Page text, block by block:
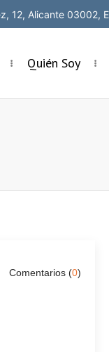
12, Alicante 03002,
Quién Soy
Comentarios (0)